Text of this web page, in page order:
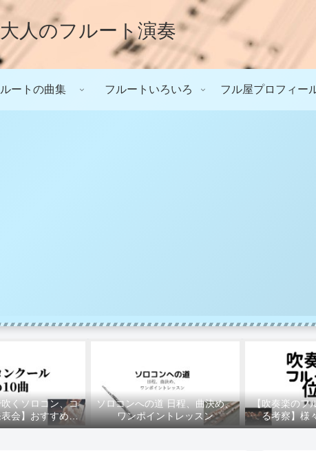
大人のフルート演奏
ートの曲集 フルートいろいろ フル屋プロフィー
くソロコン、コ
会】おすすめの
10曲
ソロコンへの道 日程、曲決め、
ワンポイントレッスン
【吹奏楽のフ
る考察】様